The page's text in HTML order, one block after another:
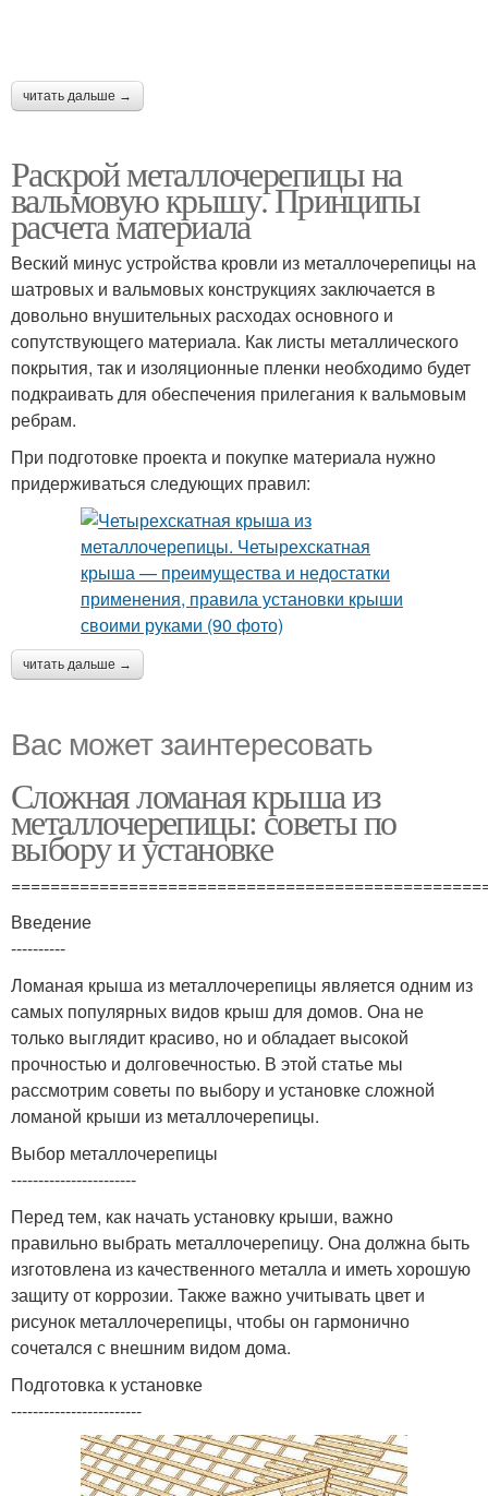
читать дальше →
Раскрой металлочерепицы на
вальмовую крышу. Принципы
расчета материала
Веский минус устройства кровли из металлочерепицы на
шатровых и вальмовых конструкциях заключается в
довольно внушительных расходах основного и
сопутствующего материала. Как листы металлического
покрытия, так и изоляционные пленки необходимо будет
подкраивать для обеспечения прилегания к вальмовым
ребрам.
При подготовке проекта и покупке материала нужно
придерживаться следующих правил:
читать дальше →
Вас может заинтересовать
Сложная ломаная крыша из
металлочерепицы: советы по
выбору и установке
Введение
----------
Ломаная крыша из металлочерепицы является одним из
самых популярных видов крыш для домов. Она не
только выглядит красиво, но и обладает высокой
прочностью и долговечностью. В этой статье мы
рассмотрим советы по выбору и установке сложной
ломаной крыши из металлочерепицы.
Выбор металлочерепицы
-----------------------
Перед тем, как начать установку крыши, важно
правильно выбрать металлочерепицу. Она должна быть
изготовлена из качественного металла и иметь хорошую
защиту от коррозии. Также важно учитывать цвет и
рисунок металлочерепицы, чтобы он гармонично
сочетался с внешним видом дома.
Подготовка к установке
------------------------